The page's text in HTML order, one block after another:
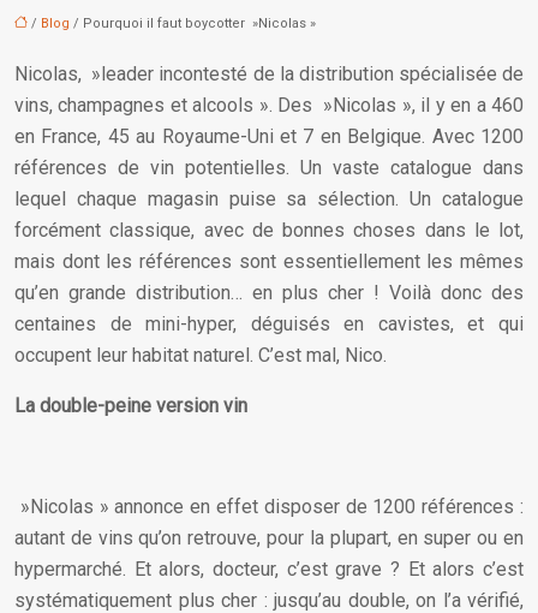
/ Blog / Pourquoi il faut boycotter »Nicolas »
Nicolas, »leader incontesté de la distribution spécialisée de
vins, champagnes et alcools ». Des »Nicolas », il y en a 460
en France, 45 au Royaume-Uni et 7 en Belgique. Avec 1200
références de vin potentielles. Un vaste catalogue dans
lequel chaque magasin puise sa sélection. Un catalogue
forcément classique, avec de bonnes choses dans le lot,
mais dont les références sont essentiellement les mêmes
qu’en grande distribution… en plus cher ! Voilà donc des
centaines de mini-hyper, déguisés en cavistes, et qui
occupent leur habitat naturel. C’est mal, Nico.
La double-peine version vin
»Nicolas » annonce en effet disposer de 1200 références :
autant de vins qu’on retrouve, pour la plupart, en super ou en
hypermarché. Et alors, docteur, c’est grave ? Et alors c’est
systématiquement plus cher : jusqu’au double, on l’a vérifié,